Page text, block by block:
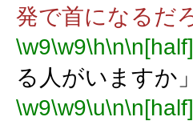
発で首になるだ
\w9\w9\h\n\n[half]
る人がいますか
\w9\w9\u\n\n[half]